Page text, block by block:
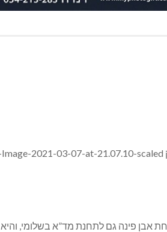
אבן פינה גם לתחנת מד”א בשלומי, והיא